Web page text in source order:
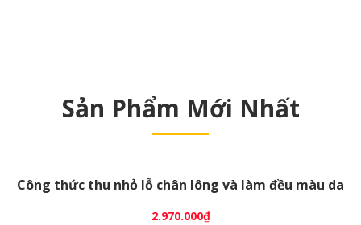
Sản Phẩm Mới Nhất
Công thức thu nhỏ lỗ chân lông và làm đều màu da
2.970.000₫